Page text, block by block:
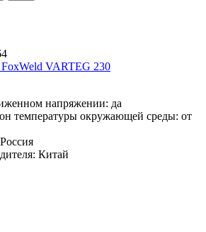
VARTEG 230
напряжении: да
температуры окружающей среды: от
Россия
Китай